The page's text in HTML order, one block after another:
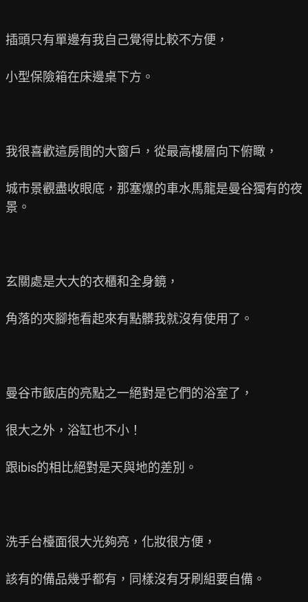
插頭只有單邊有我自己覺得比較不方便，
小型保險箱在床邊桌下方。
我很喜歡這房間的大窗戶，從最高樓層向下俯瞰，
城市景觀盡收眼底，那塞爆的車水馬龍是曼谷獨有的夜
景。
玄關處是大大的衣櫃和全身鏡，
角落的夾腳拖看起來有點髒我就沒有使用了。
曼谷市飯店的亮點之一絕對是它們的浴室了，
很大之外，浴缸也不小！
跟ibis的相比絕對是天與地的差別。
洗手台檯面很大光夠亮，化妝很方便，
該有的備品幾乎都有，同樣沒有牙刷組要自備。